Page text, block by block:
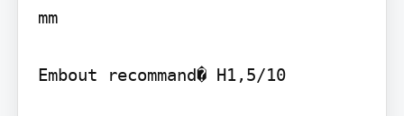
mm
Embout recommand� H1,5/10